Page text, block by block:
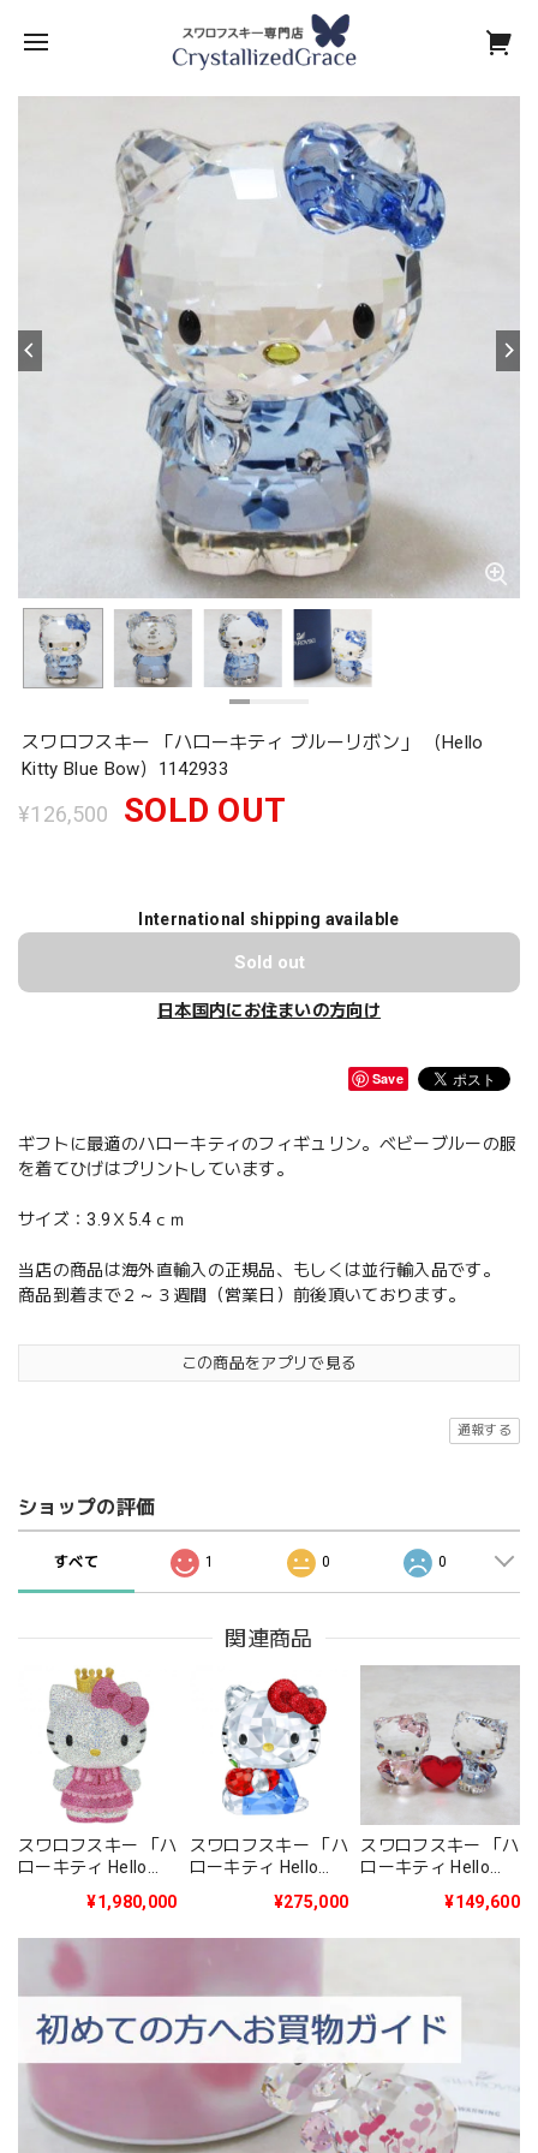
スワロフスキー 「ハローキティ ブルーリボン」 （Hello
Kitty Blue Bow）1142933
¥126,500 SOLD OUT
International shipping available
Sold out
日本国内にお住まいの方向け
Save
ギフトに最適のハローキティのフィギュリン。ベビーブルーの服
を着てひげはプリントしています。
サイズ：3.9Ｘ5.4ｃｍ
当店の商品は海外直輸入の正規品、もしくは並行輸入品です。
商品到着まで２～３週間（営業日）前後頂いております。
この商品をアプリで見る
通報する
ショップの評価
すべて 1 0 0
関連商品
スワロフスキー 「ハ
ローキティ Hello
生産品」5301579
¥1,980,000
スワロフスキー 「ハ
ローキティ Hello
¥275,000
スワロフスキー 「ハ
ローキティ Hello
Daniel」5428570
¥149,600